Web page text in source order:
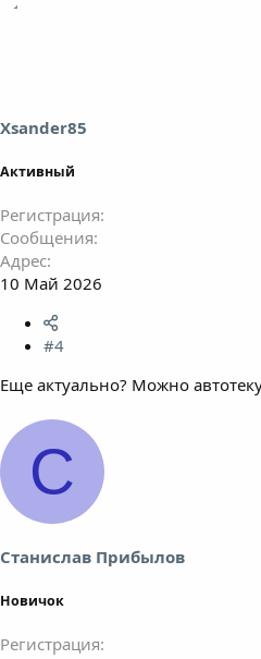
Xsander85
Активный
Регистрация
Сообщения
Адрес
10 Май 2026
#4
Еще актуально? Можно
С
Станислав Прибылов
Новичок
Регистрация